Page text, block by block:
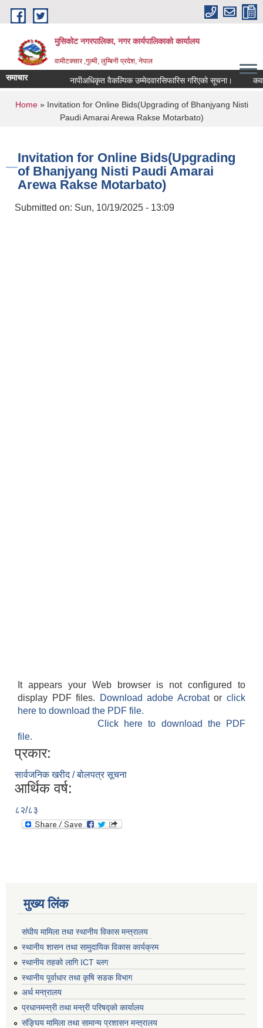
Skip to main content
मुसिकोट नगरपालिका, नगर कार्यपालिकाकाे कार्यालय
वामीटक्सार ,गुल्मी, लुम्बिनी प्रदेश, नेपाल
समाचार नापीअधिकृत वैकल्पिक उम्मेदवारसिफारिस गरिएको सूचना। कवाडी
You are here
Home» Invitation for Online Bids(Upgrading of Bhanjyang Nisti
Paudi Amarai Arewa Rakse Motarbato)
Invitation for Online Bids(Upgrading
of Bhanjyang Nisti Paudi Amarai
Arewa Rakse Motarbato)
Submitted on: Sun, 10/19/2025 - 13:09
It appears your Web browser is not configured to
display PDF files.
Download adobe Acrobatorclick
here to download the PDF file.
Click here to download the PDF
file.
प्रकार:
सार्वजनिक खरीद / बोलपत्र सूचना
आर्थिक वर्ष:
८२/८३
मुख्य लिंक
संघीय मामिला तथा स्थानीय विकास मन्त्रालय
स्थानीय शासन तथा सामुदायिक विकास कार्यक्रम
स्थानीय तहको लागि ICT ब्लग
स्थानीय पूर्वाधार तथा कृषि सडक विभाग
अर्थ मन्त्रालय
प्रधानमन्त्री तथा मन्त्री परिषद्काे कार्यालय
संङ्घिय मामिला तथा सामान्य प्रशासन मन्त्रालय